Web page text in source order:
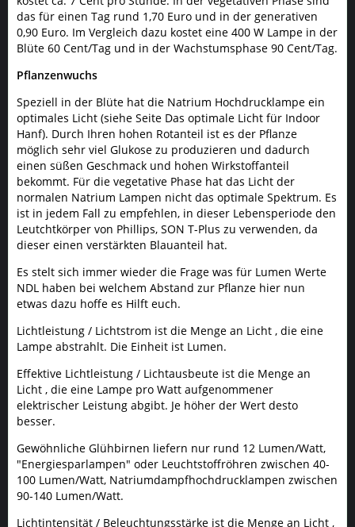
das für einen Tag rund 1,70 Euro und in der generativen
0,90 Euro. Im Vergleich dazu kostet eine 400 W Lampe in der
Blüte 60 Cent/Tag und in der Wachstumsphase 90 Cent/Tag.
Pflanzenwuchs
Speziell in der Blüte hat die Natrium Hochdrucklampe ein
optimales Licht (siehe Seite Das optimale Licht für Indoor
Hanf). Durch Ihren hohen Rotanteil ist es der Pflanze
möglich sehr viel Glukose zu produzieren und dadurch
einen süßen Geschmack und hohen Wirkstoffanteil
bekommt. Für die vegetative Phase hat das Licht der
normalen Natrium Lampen nicht das optimale Spektrum. Es
ist in jedem Fall zu empfehlen, in dieser Lebensperiode den
Leutchtkörper von Phillips, SON T-Plus zu verwenden, da
dieser einen verstärkten Blauanteil hat.
Es stelt sich immer wieder die Frage was für Lumen Werte
NDL haben bei welchem Abstand zur Pflanze hier nun
etwas dazu hoffe es Hilft euch.
Lichtleistung / Lichtstrom ist die Menge an Licht , die eine
Lampe abstrahlt. Die Einheit ist Lumen.
Effektive Lichtleistung / Lichtausbeute ist die Menge an
Licht , die eine Lampe pro Watt aufgenommener
elektrischer Leistung abgibt. Je höher der Wert desto
besser.
Gewöhnliche Glühbirnen liefern nur rund 12 Lumen/Watt,
"Energiesparlampen" oder Leuchtstoffröhren zwischen 40-
100 Lumen/Watt, Natriumdampfhochdrucklampen zwischen
90-140 Lumen/Watt.
Lichtintensität / Beleuchtungsstärke ist die Menge an Licht ,